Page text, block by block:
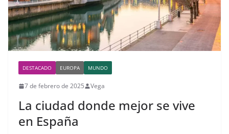
DESTACADO EUROPA MUNDO
7 de febrero de 2025 Vega
La ciudad donde mejor se vive
en España